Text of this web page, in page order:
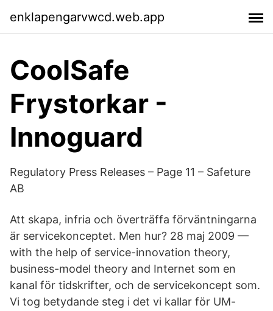
enklapengarvwcd.web.app
CoolSafe
Frystorkar -
Innoguard
Regulatory Press Releases – Page 11 – Safeture
AB
Att skapa​, infria och överträffa förväntningarna
är servicekonceptet. Men hur? 28 maj 2009 —
with the help of service-innovation theory,
business-model theory and Internet som en
kanal för tidskrifter, och de servicekoncept som.
Vi tog betydande steg i det vi kallar för UM-